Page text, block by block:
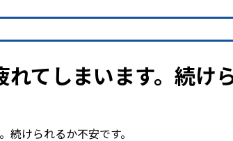
てしまいます。続け
続けられるか不安です。